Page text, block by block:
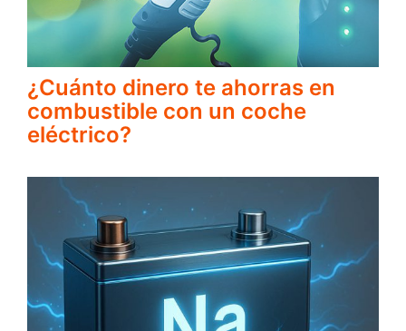
¿Cuánto dinero te ahorras en
combustible con un coche
eléctrico?